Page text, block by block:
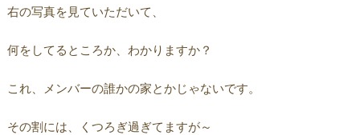
右の写真を見ていただいて、
何をしてるところか、わかりますか？
これ、メンバーの誰かの家とかじゃないです。
その割には、くつろぎ過ぎてますが～